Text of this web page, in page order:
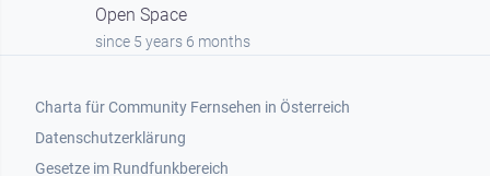
Open Space
since 5 years 6 months
Footer 1
Charta für Community Fernsehen in Österreich
Datenschutzerklärung
Gesetze im Rundfunkbereich